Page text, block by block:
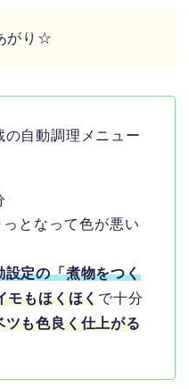
がり☆
自動調理メニュー
となって色が悪い
設定の「煮物をつく
モもほくほくで十分
ツも色良く仕上がる